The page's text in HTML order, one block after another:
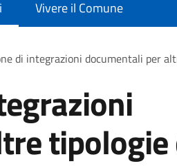
Vivere il Comune
di integrazioni documentali per
tipologie